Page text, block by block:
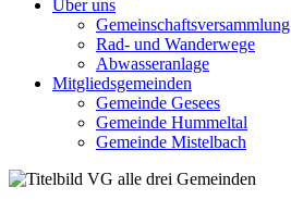
Über uns
Gemeinschaftsversammlung
Rad- und Wanderwege
Abwasseranlage
Mitgliedsgemeinden
Gemeinde Gesees
Gemeinde Hummeltal
Gemeinde Mistelbach